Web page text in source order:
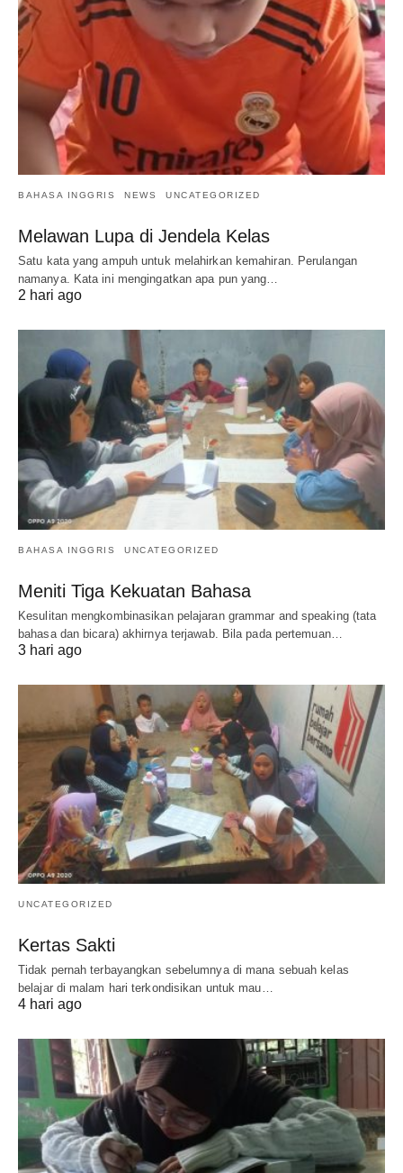
BAHASA INGGRIS NEWS UNCATEGORIZED
Melawan Lupa di Jendela Kelas
Satu kata yang ampuh untuk melahirkan kemahiran. Perulangan
namanya. Kata ini mengingatkan apa pun yang…
2 hari ago
BAHASA INGGRIS UNCATEGORIZED
Meniti Tiga Kekuatan Bahasa
Kesulitan mengkombinasikan pelajaran grammar and speaking (tata
bahasa dan bicara) akhirnya terjawab. Bila pada pertemuan…
3 hari ago
UNCATEGORIZED
Kertas Sakti
Tidak pernah terbayangkan sebelumnya di mana sebuah kelas
belajar di malam hari terkondisikan untuk mau…
4 hari ago